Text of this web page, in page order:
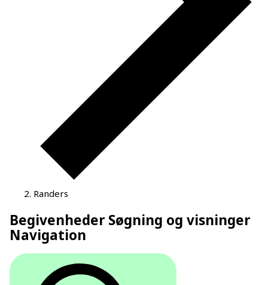
Randers
Begivenheder Søgning og visninger
Navigation